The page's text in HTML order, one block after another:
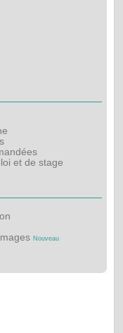
et de stage
Nouveau